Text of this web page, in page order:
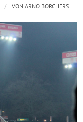
/ VONARNO BORCHERS